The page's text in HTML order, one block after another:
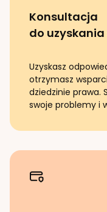
Konsultacja
do
Uzyskasz
otrzymasz
dziedzinie prawa.
swoje problemy i